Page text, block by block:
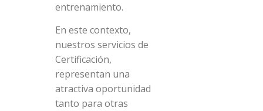
entrenamiento.
En este contexto,
nuestros servicios de
Certificación,
representan una
atractiva oportunidad
tanto para otras